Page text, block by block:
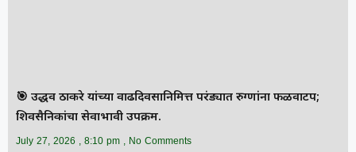
🎯 उद्धव ठाकरे यांच्या वाढदिवसानिमित्त परंड्यात रुग्णांना फळवाटप;
शिवसैनिकांचा सेवाभावी उपक्रम.
July 27, 2026 8:10 pm No Comments